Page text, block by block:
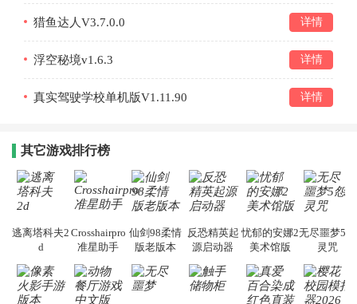
猎鱼达人V3.7.0.0 详情
浮空秘境v1.6.3 详情
真实驾驶学校单机版V1.11.90 详情
其它游戏排行榜
逃离塔科夫2
d
Crosshairpro
准星助手
仙剑98柔情
版老版本
反恐精英起
源启动器
忧郁的安娜2
美术馆版
无尽噩梦5怨
灵咒